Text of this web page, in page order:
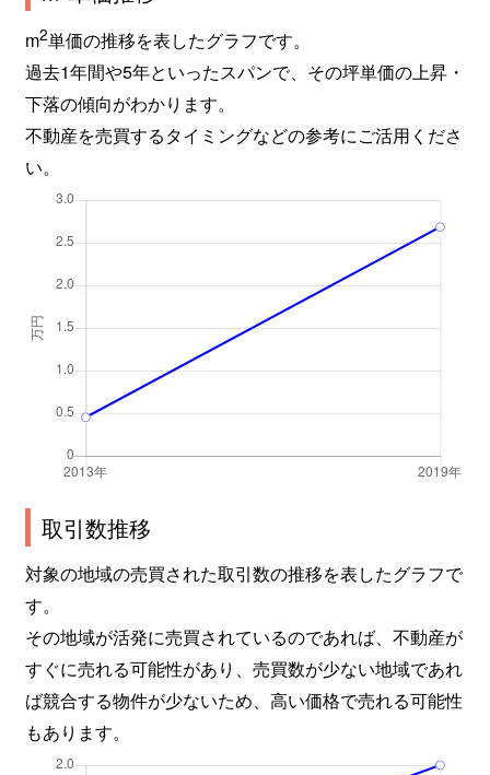
m2単価の推移を表したグラフです。
過去1年間や5年といったスパンで、その坪単価の上昇・
下落の傾向がわかります。
不動産を売買するタイミングなどの参考にご活用くださ
い。
取引数推移
対象の地域の売買された取引数の推移を表したグラフで
す。
その地域が活発に売買されているのであれば、不動産が
すぐに売れる可能性があり、売買数が少ない地域であれ
ば競合する物件が少ないため、高い価格で売れる可能性
もあります。